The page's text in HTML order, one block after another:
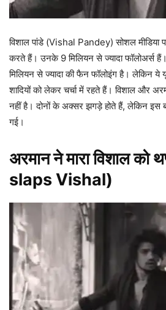
विशाल पांडे (Vishal Pandey) सोशल मीडिया
करते हैं। उनके 9 मिलियन से ज्यादा फॉलोअर्स
मिलियन से ज्यादा की फैन फॉलोइंग है। लेकिन ये
शादियों को लेकर चर्चा में रहते हैं। विशाल और
नहीं है। दोनों के अक्सर झगड़े होते हैं, लेकिन इस
गई।
अरमान ने मारा विशाल
slaps Vishal)